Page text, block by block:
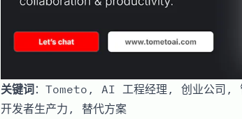
关键词：Tometo, AI 工程经理, 创业公司,
开发者生产力, 替代方案